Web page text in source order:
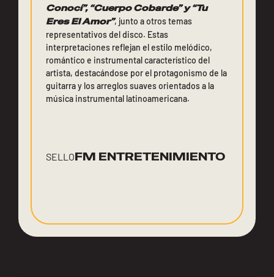
Conocí”, “Cuerpo Cobarde” y “Tu
Eres El Amor”, junto a otros temas
representativos del disco. Estas
interpretaciones reflejan el estilo melódico,
romántico e instrumental característico del
artista, destacándose por el protagonismo de la
guitarra y los arreglos suaves orientados a la
música instrumental latinoamericana.
SELLOFM ENTRETENIMIENTO